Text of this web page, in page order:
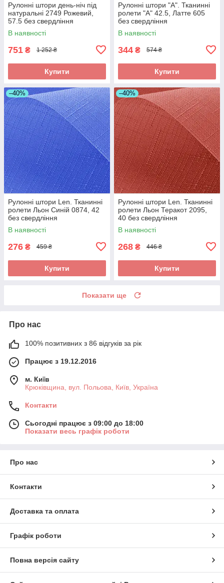
Рулонні штори день-ніч під
натуральні 2749 Рожевий,
57.5 без свердління
В наявності
751 ₴ 1 252 ₴
Купити
Рулонні штори "A". Тканинні
ролети "А" 42.5, Латте 605
без свердління
В наявності
344 ₴ 574 ₴
Купити
–40%
Рулонні штори Len. Тканинні
ролети Льон Синій 0874, 42
без свердління
В наявності
276 ₴ 459 ₴
Купити
–40%
Рулонні штори Len. Тканинні
ролети Льон Теракот 2095,
40 без свердління
В наявності
268 ₴ 446 ₴
Купити
Показати ще
Про нас
100% позитивних з 86 відгуків за рік
Працює з 19.12.2016
м. Київ
Крюківщина, вул. Польова, Київ, Україна
Контакти
Сьогодні працює з 09:00 до 18:00
Показати весь графік роботи
Про нас
Контакти
Доставка та оплата
Графік роботи
Повна версія сайту